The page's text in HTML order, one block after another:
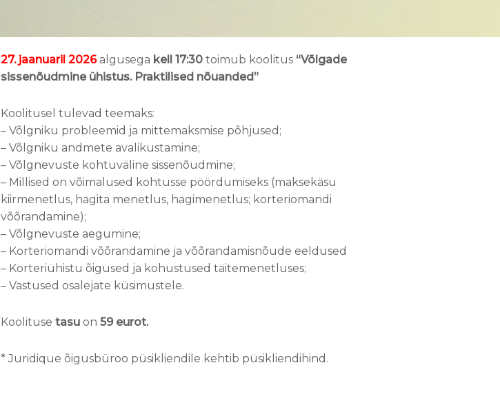
27. jaanuaril 2026 algusega kell 17:30 toimub koolitus “Võlgade
sissenõudmine ühistus. Praktilised nõuanded”
Koolitusel tulevad teemaks:
– Võlgniku probleemid ja mittemaksmise põhjused;
– Võlgniku andmete avalikustamine;
– Võlgnevuste kohtuväline sissenõudmine;
– Millised on võimalused kohtusse pöördumiseks (maksekäsu
kiirmenetlus, hagita menetlus, hagimenetlus; korteriomandi
võõrandamine);
– Võlgnevuste aegumine;
– Korteriomandi võõrandamine ja võõrandamisnõude eeldused
– Korteriühistu õigused ja kohustused täitemenetluses;
– Vastused osalejate küsimustele.
Koolituse tasu on 59 eurot.
* Juridique õigusbüroo püsikliendile kehtib püsikliendihind.